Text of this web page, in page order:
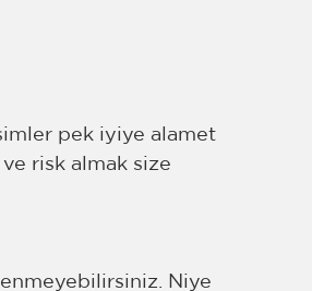
pek iyiye alamet
risk almak size
Niye